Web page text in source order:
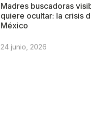
Madres buscadoras
quiere ocultar: la crisis
México
24 junio, 2026